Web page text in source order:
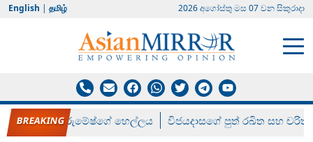
English | தமிழ் 2026 අගෝස්‍තු මස 07 වන සිකුරාදා
රන් ගෙනා රුමේෂ්ගේ හෙල්ලය විජයදාසගේ පුත් රඛිත සහ චරිත්